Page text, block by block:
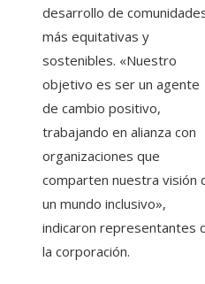
desarrollo de
más equitativas y
sostenibles. «Nuestro
objetivo es ser un agente
de cambio positivo,
trabajando en alianza con
organizaciones que
comparten nuestra visión
un mundo inclusivo»,
indicaron representantes
la corporación.